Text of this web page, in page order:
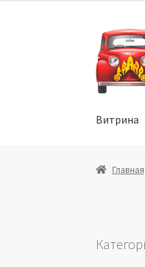
Перейти
к
Перейти
к
Витрина
ГлавнаяГлавная